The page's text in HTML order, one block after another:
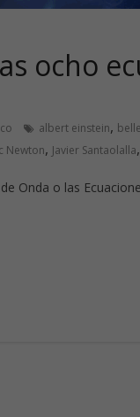
ocho
albert einstein,
Newton, Javier Santaolalla,
Onda o las